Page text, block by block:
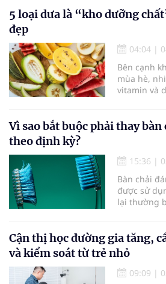
rèn luyện
tuổi gìn giữ
5 loại dưa là “kho dưỡng
đẹp
04:04 |
Bên cạnh
mùa hè,
vitamin và
Vì sao bắt buộc phải thay
theo định kỳ?
15:36 |
Bàn chải
được sử
lại thường
bàn chải
hiệu quả
đến sức
Cận thị học đường gia tăng,
và kiểm soát từ trẻ nhỏ
09:09 |